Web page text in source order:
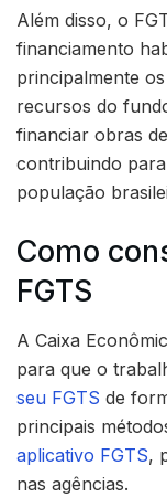
Além disso, o
financiamento
principalmente
recursos do
financiar obras
contribuindo
população
Como
FGTS
A Caixa
para que o
seu FGTS de
principais
aplicativo FGTS,
nas agências.